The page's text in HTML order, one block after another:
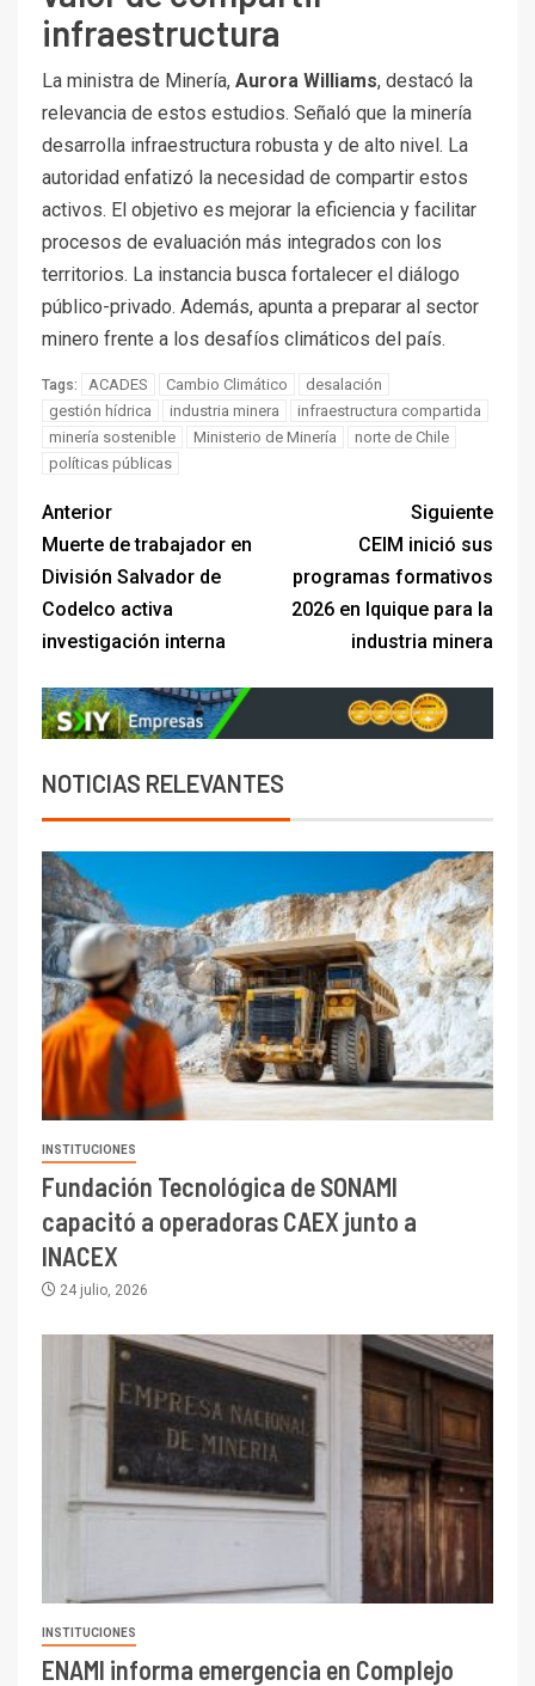
infraestructura
La ministra de Minería, Aurora Williams, destacó la
relevancia de estos estudios. Señaló que la minería
desarrolla infraestructura robusta y de alto nivel. La
autoridad enfatizó la necesidad de compartir estos
activos. El objetivo es mejorar la eficiencia y facilitar
procesos de evaluación más integrados con los
territorios. La instancia busca fortalecer el diálogo
público-privado. Además, apunta a preparar al sector
minero frente a los desafíos climáticos del país.
Tags: ACADES Cambio Climático
desalación
gestión hídrica
industria minera
infraestructura compartida
minería sostenible
Ministerio de Minería
norte de Chile
políticas públicas
Anterior
Muerte de trabajador en
División Salvador de
Codelco activa
investigación interna
Siguiente
CEIM inició sus
programas formativos
2026 en Iquique para la
industria minera
NOTICIAS RELEVANTES
INSTITUCIONES
Fundación Tecnológica de SONAMI
capacitó a operadoras CAEX junto a
INACEX
24 julio, 2026
INSTITUCIONES
ENAMI informa emergencia en Complejo